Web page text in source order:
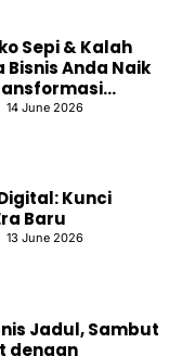
Sepi & Kalah
Bisnis Anda Naik
14 June 2026
Kunci
Baru
13 June 2026
Jadul, Sambut
dengan